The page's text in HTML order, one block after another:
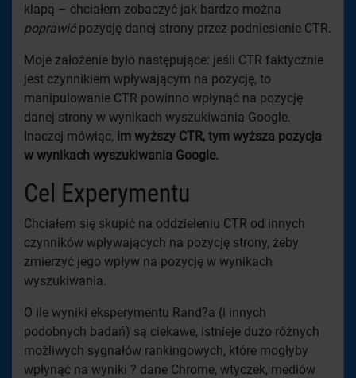
klapą – chciałem zobaczyć jak bardzo można
poprawić pozycję danej strony przez podniesienie CTR.
Moje założenie było następujące: jeśli CTR faktycznie
jest czynnikiem wpływającym na pozycję, to
manipulowanie CTR powinno wpłynąć na pozycję
danej strony w wynikach wyszukiwania Google.
Inaczej mówiąc, im wyższy CTR, tym wyższa pozycja
w wynikach wyszukiwania Google.
Cel Experymentu
Chciałem się skupić na oddzieleniu CTR od innych
czynników wpływających na pozycję strony, żeby
zmierzyć jego wpływ na pozycję w wynikach
wyszukiwania.
O ile wyniki eksperymentu Rand?a (i innych
podobnych badań) są ciekawe, istnieje dużo różnych
możliwych sygnałów rankingowych, które mogłyby
wpłynąć na wyniki ? dane Chrome, wtyczek, mediów